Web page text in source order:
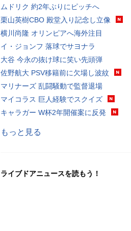
ムドリク 約2年ぶりにピッチへ
栗山英樹CBO 殿堂入り記念し立像
横川尚隆 オリンピアへ海外注目
イ・ジョンフ 落球でサヨナラ
大谷 今永の抜け球に笑い先頭弾
佐野航大 PSV移籍前に欠場し波紋
マリナーズ 乱闘騒動で監督退場
マイコラス 巨人経験でスクイズ
キャラガー W杯2年開催案に反発
もっと見る
ライブドアニュースを読もう！